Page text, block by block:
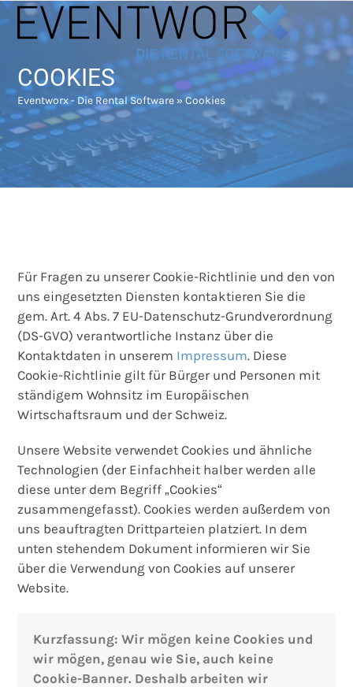
Skip
to
Open
mobile
menu
Close
mobile
menu
COOKIES
Eventworx - Die Rental Software»Cookies
Für Fragen zu unserer Cookie-Richtlinie und den von
uns eingesetzten Diensten kontaktieren Sie die
gem. Art. 4 Abs. 7 EU-Datenschutz-Grundverordnung
(DS-GVO) verantwortliche Instanz über die
Kontaktdaten in unserem Impressum. Diese
Cookie-Richtlinie gilt für Bürger und Personen mit
ständigem Wohnsitz im Europäischen
Wirtschaftsraum und der Schweiz.
Unsere Website verwendet Cookies und ähnliche
Technologien (der Einfachheit halber werden alle
diese unter dem Begriff „Cookies“
zusammengefasst). Cookies werden außerdem von
uns beauftragten Drittparteien platziert. In dem
unten stehendem Dokument informieren wir Sie
über die Verwendung von Cookies auf unserer
Website.
Kurzfassung: Wir mögen keine Cookies und
wir mögen, genau wie Sie, auch keine
Cookie-Banner. Deshalb arbeiten wir